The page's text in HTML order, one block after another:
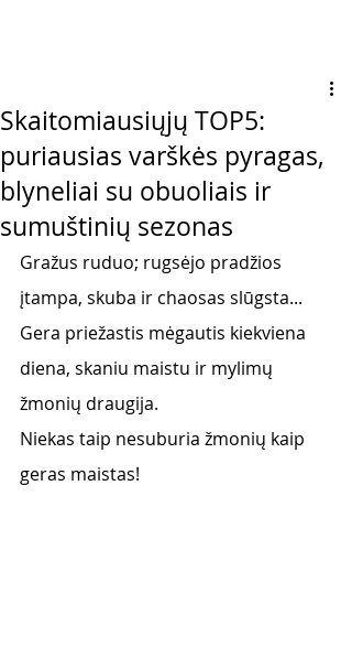
Skaitomiausiųjų TOP5:
puriausias varškės pyragas,
blyneliai su obuoliais ir
sumuštinių sezonas
Gražus ruduo; rugsėjo pradžios
įtampa, skuba ir chaosas slūgsta...
Gera priežastis mėgautis kiekviena
diena, skaniu maistu ir mylimų
žmonių draugija.
Niekas taip nesuburia žmonių kaip
geras maistas!